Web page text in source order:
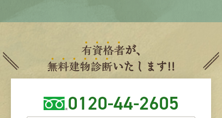
有資格者が、
無料建物診断いたします!!
0120-44-2605